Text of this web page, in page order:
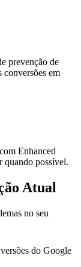
prevenção de
conversões em
Enhanced
quando possível.
Atual
no seu
do Google